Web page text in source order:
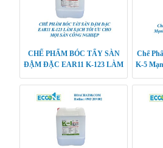
CHẾ PHẨM BÓC TẨY SÀN
ĐẬM ĐẶC EAR11 K-123 LÀM
CÔNG NGHIỆP
Chế
K-5